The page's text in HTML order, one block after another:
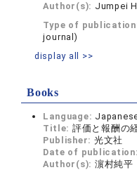
Author(s): Jumpei
Type of
journal)
display all >>
Books
Language:
Title: 評価と報酬の
Publisher: 光文社
Date of
Author(s): 濵村純平